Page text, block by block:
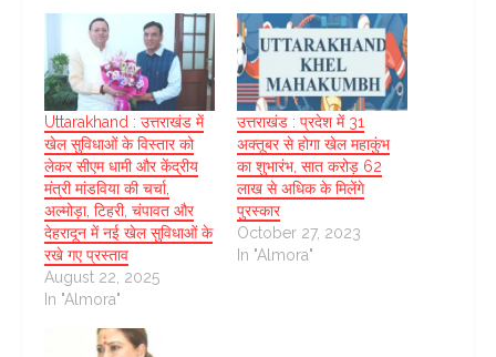
Uttarakhand : उत्तराखंड में
खेल सुविधाओं के विस्तार को
लेकर सीएम धामी और केंद्रीय
मंत्री मांडविया की चर्चा,
अल्मोड़ा, टिहरी, चंपावत और
देहरादून में नई खेल सुविधाओं के
रखे गए प्रस्ताव
August 22, 2025
In "Almora"
उत्तराखंड : प्रदेश में 31
अक्तूबर से होगा खेल महाकुंभ
का शुभारंभ, सात करोड़ 62
लाख से अधिक के मिलेंगे
पुरस्कार
October 27, 2023
In "Almora"